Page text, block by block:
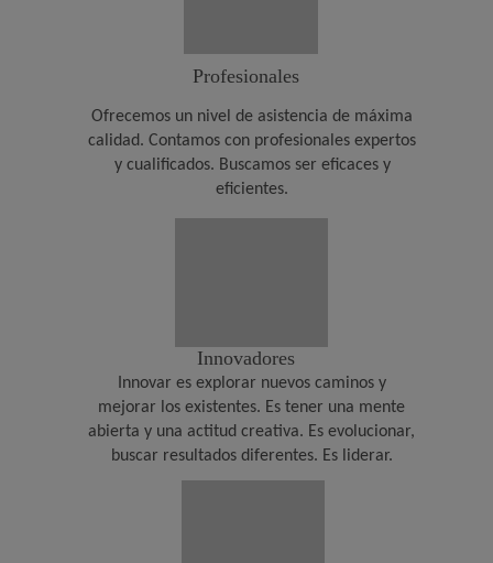
Profesionales
Innovadores
Ofrecemos un nivel de asistencia de máxima
calidad. Contamos con profesionales expertos
y cualificados. Buscamos ser eficaces y
eficientes.
Innovar es explorar nuevos caminos y
mejorar los existentes. Es tener una mente
abierta y una actitud creativa. Es evolucionar,
buscar resultados diferentes. Es liderar.